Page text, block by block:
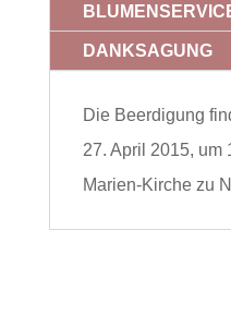
DANKSAGUNG
Die Beerdigung
27. April 2015, um
Marien-Kirche zu